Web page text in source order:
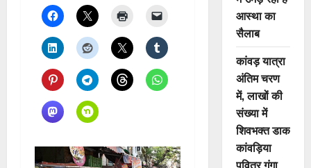
आस्था का
सैलाब
कांवड़ यात्रा
अंतिम चरण
में, लाखों की
संख्या में
शिवभक्त डाक
कांवड़िया
पवित्र गंगा